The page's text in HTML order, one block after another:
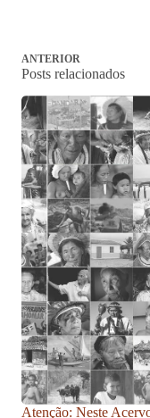
ANTERIOR
Posts relacionados
Atenção: Neste